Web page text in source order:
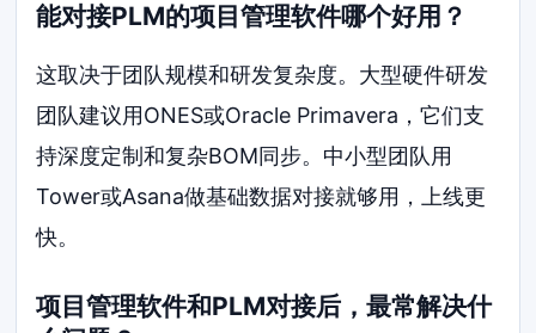
能对接PLM的项目管理软件哪个好用？
这取决于团队规模和研发复杂度。大型硬件研发
团队建议用ONES或Oracle Primavera，它们支
持深度定制和复杂BOM同步。中小型团队用
Tower或Asana做基础数据对接就够用，上线更
快。
项目管理软件和PLM对接后，最常解决什